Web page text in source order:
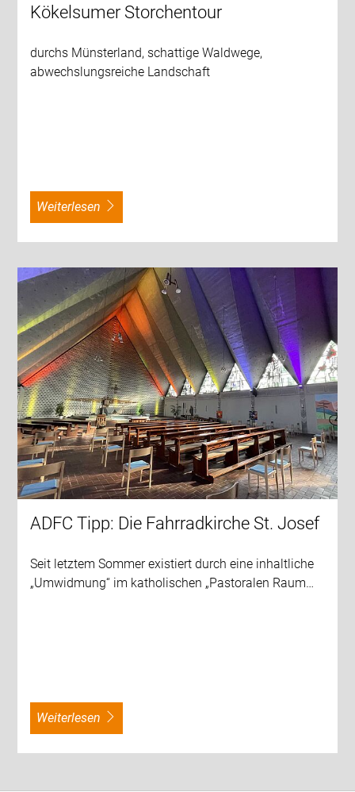
Kökelsumer Storchentour
durchs Münsterland, schattige Waldwege,
abwechslungsreiche Landschaft
weiterlesen
ADFC Tipp: Die Fahrradkirche St. Josef
Seit letztem Sommer existiert durch eine inhaltliche
„Umwidmung“ im katholischen „Pastoralen Raum…
weiterlesen